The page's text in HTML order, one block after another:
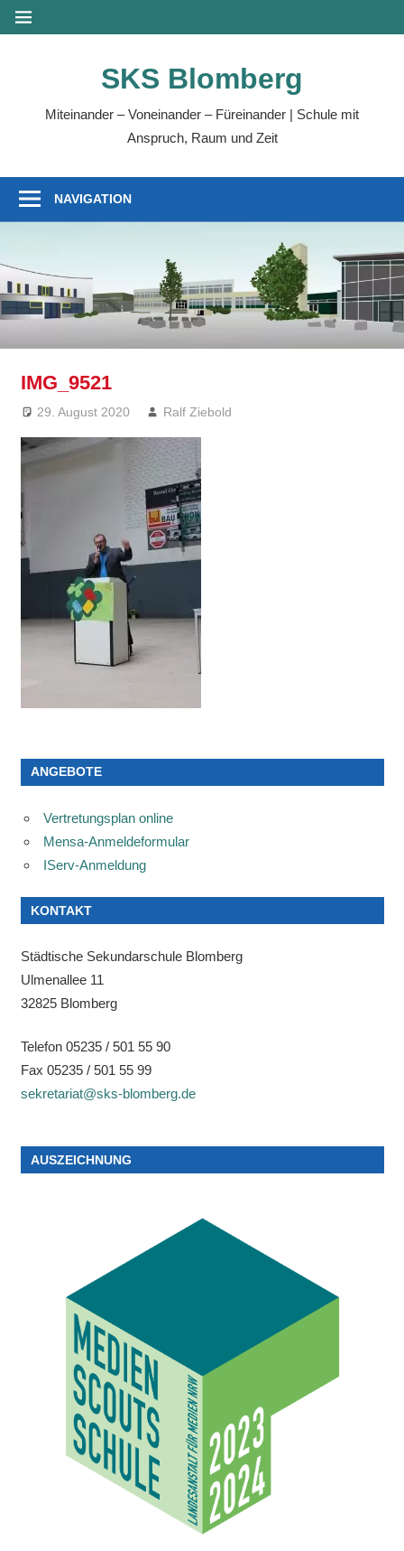
Zum
Inhalt
MENÜ
SKS Blomberg
Miteinander – Voneinander – Füreinander | Schule mit
Anspruch, Raum und Zeit
NAVIGATION
IMG_9521
29. August 2020 Ralf Ziebold
ANGEBOTE
Vertretungsplan online
Mensa-Anmeldeformular
IServ-Anmeldung
KONTAKT
Städtische Sekundarschule Blomberg
Ulmenallee 11
32825 Blomberg
Telefon 05235 / 501 55 90
Fax 05235 / 501 55 99
sekretariat@sks-blomberg.de
AUSZEICHNUNG